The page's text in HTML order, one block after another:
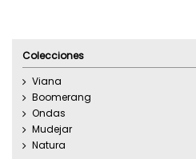
Colecciones
Viana
Boomerang
Ondas
Mudejar
Natura